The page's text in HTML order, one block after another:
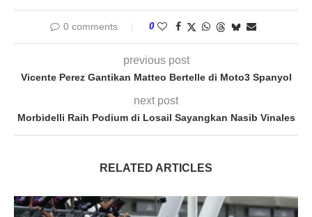
0 comments 0
previous post
Vicente Perez Gantikan Matteo Bertelle di Moto3 Spanyol
next post
Morbidelli Raih Podium di Losail Sayangkan Nasib Vinales
RELATED ARTICLES